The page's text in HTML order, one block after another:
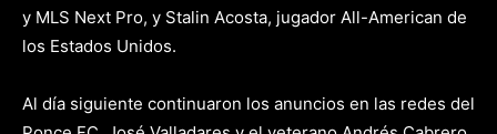
y MLS Next Pro, y Stalin Acosta, jugador All-American de
los Estados Unidos.
Al día siguiente continuaron los anuncios en las redes del